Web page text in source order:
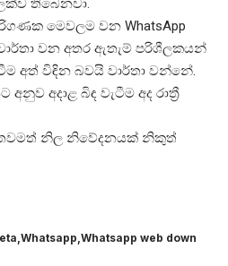
තිබෙනවා.
මෙවලම වන WhatsApp
වාර්තා වන අතර ඇතැම් පරිශීලකයන්
අත් විඳින බවයි වාර්තා වන්නේ.
අනුව අදාළ බිඳ වැටීම අද රාත්‍රී
තවමත් නිල නිවේදනයක් නිකුත්
Whatsapp Whatsapp web down